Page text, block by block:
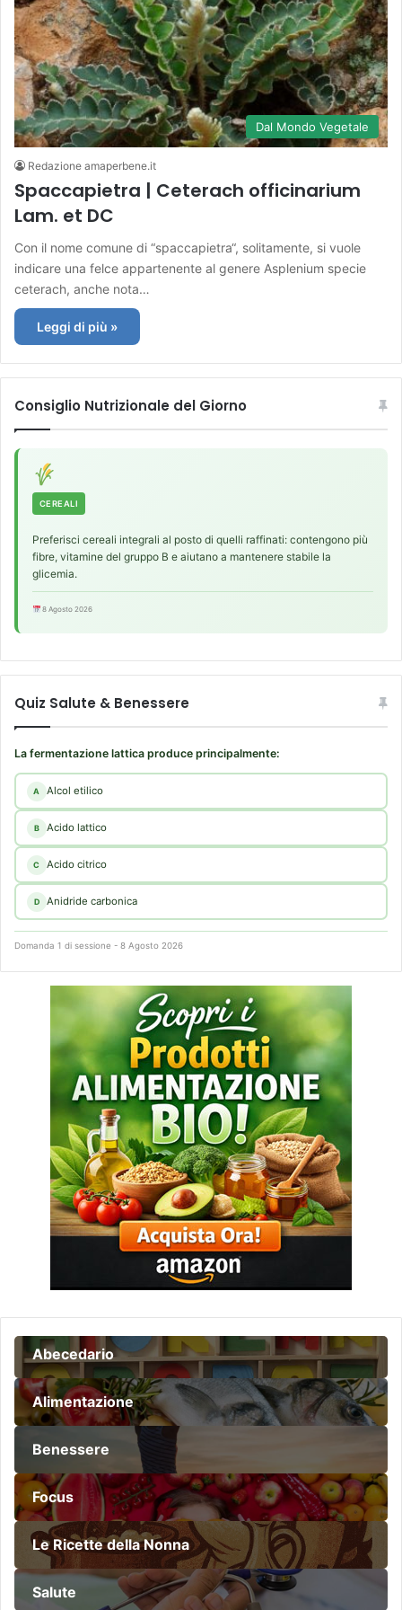
Dal Mondo Vegetale
Redazione amaperbene.it
Spaccapietra | Ceterach officinarium
Lam. et DC
Con il nome comune di “spaccapietra“, solitamente, si vuole
indicare una felce appartenente al genere Asplenium specie
ceterach, anche nota…
Leggi di più »
Consiglio Nutrizionale del Giorno
CEREALI
Preferisci cereali integrali al posto di quelli raffinati: contengono più
fibre, vitamine del gruppo B e aiutano a mantenere stabile la
glicemia.
8 Agosto 2026
Quiz Salute & Benessere
La fermentazione lattica produce principalmente:
A Alcol etilico
B Acido lattico
C Acido citrico
D Anidride carbonica
Domanda 1 di sessione - 8 Agosto 2026
Abecedario
Alimentazione
Benessere
Focus
Le Ricette della Nonna
Salute